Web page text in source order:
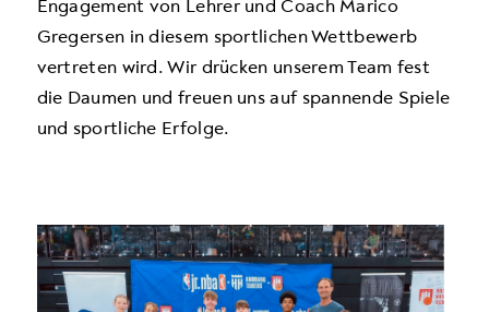
Engagement von Lehrer und Coach Marico
Gregersen in diesem sportlichen Wettbewerb
vertreten wird. Wir drücken unserem Team fest
die Daumen und freuen uns auf spannende Spiele
und sportliche Erfolge.